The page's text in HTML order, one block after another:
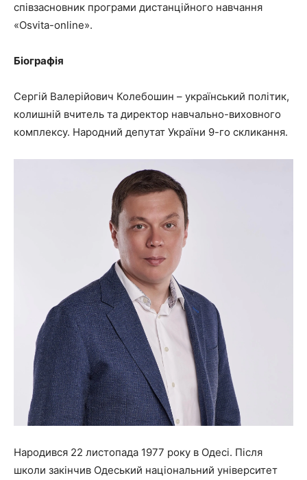
співзасновник програми дистанційного навчання
«Osvita-online».
Біографія
Сергій Валерійович Колебошин – український політик,
колишній вчитель та директор навчально-виховного
комплексу. Народний депутат України 9-го скликання.
Народився 22 листопада 1977 року в Одесі. Після
школи закінчив Одеський національний університет